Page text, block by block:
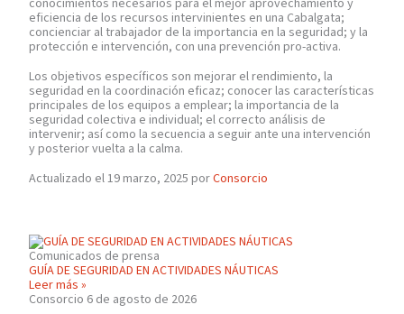
conocimientos necesarios para el mejor aprovechamiento y
eficiencia de los recursos intervinientes en una Cabalgata;
concienciar al trabajador de la importancia en la seguridad; y la
protección e intervención, con una prevención pro-activa.
Los objetivos específicos son mejorar el rendimiento, la
seguridad en la coordinación eficaz; conocer las características
principales de los equipos a emplear; la importancia de la
seguridad colectiva e individual; el correcto análisis de
intervenir; así como la secuencia a seguir ante una intervención
y posterior vuelta a la calma.
Actualizado el 19 marzo, 2025 porConsorcio
Comunicados de prensa
GUÍA DE SEGURIDAD EN ACTIVIDADES NÁUTICAS
Leer más »
Consorcio 6 de agosto de 2026